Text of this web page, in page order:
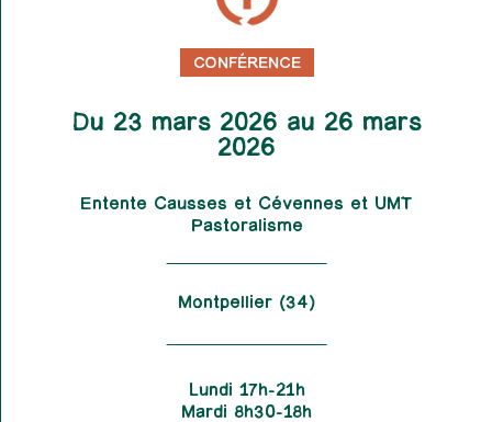
CONFÉRENCE
Du 23 mars 2026 au 26 mars
2026
Entente Causses et Cévennes et UMT
Pastoralisme
Montpellier (34)
Lundi 17h-21h
Mardi 8h30-18h